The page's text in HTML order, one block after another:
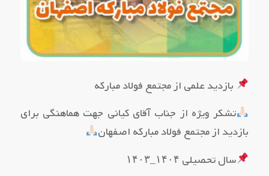
بازدید علمی از مجتمع فولاد مبارکه
تشکر ویژه از جناب آقای کیانی جهت هماهنگی برای
بازدید از مجتمع فولاد مبارکه اصفهان
سال تحصیلی ۱۴۰۴_۱۴۰۳